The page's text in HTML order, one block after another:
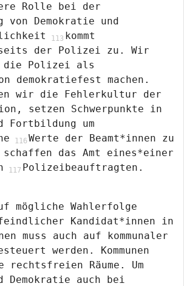
Rolle bei der
von Demokratie und
kommt
der Polizei zu. Wir
die Polizei als
demokratiefest machen.
wir die Fehlerkultur der
setzen Schwerpunkte in
Fortbildung um
Werte der Beamt*innen zu
das Amt eines*einer
Polizeibeauftragten.
mögliche Wahlerfolge
Kandidat*innen in
muss auch auf kommunaler
werden. Kommunen
rechtsfreien Räume. Um
Demokratie auch bei